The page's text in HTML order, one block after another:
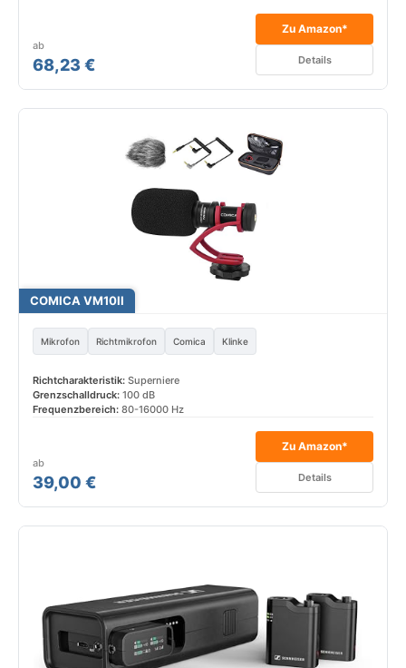
ab
68,23 €
Zu Amazon*
Details
COMICA VM10II
Mikrofon Richtmikrofon Comica Klinke
Richtcharakteristik: Superniere
Grenzschalldruck: 100 dB
Frequenzbereich: 80-16000 Hz
ab
39,00 €
Zu Amazon*
Details